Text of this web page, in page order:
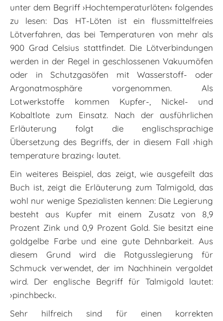
unter dem Begriff ›Hochtemperaturlöten‹ folgendes
zu lesen: Das HT-Löten ist ein flussmittelfreies
Lötverfahren, das bei Temperaturen von mehr als
900 Grad Celsius stattfindet. Die Lötverbindungen
werden in der Regel in geschlossenen Vakuumöfen
oder in Schutzgasöfen mit Wasserstoff- oder
Argonatmosphäre vorgenommen. Als
Lotwerkstoffe kommen Kupfer-, Nickel- und
Kobaltlote zum Einsatz. Nach der ausführlichen
Erläuterung folgt die englischsprachige
Übersetzung des Begriffs, der in diesem Fall ›high
temperature brazing‹ lautet.
Ein weiteres Beispiel, das zeigt, wie ausgefeilt das
Buch ist, zeigt die Erläuterung zum Talmigold, das
wohl nur wenige Spezialisten kennen: Die Legierung
besteht aus Kupfer mit einem Zusatz von 8,9
Prozent Zink und 0,9 Prozent Gold. Sie besitzt eine
goldgelbe Farbe und eine gute Dehnbarkeit. Aus
diesem Grund wird die Rotgusslegierung für
Schmuck verwendet, der im Nachhinein vergoldet
wird. Der englische Begriff für Talmigold lautet:
›pinchbeck‹.
Sehr hilfreich sind für einen korrekten